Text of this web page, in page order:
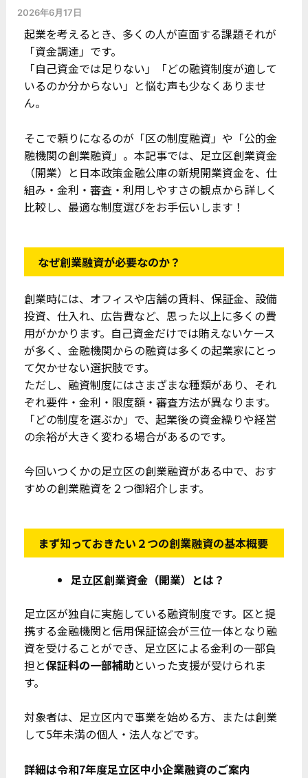
2026年6月17日
起業を考えるとき、多くの人が直面する課題――それが
「資金調達」です。
「自己資金では足りない」「どの融資制度が適して
いるのか分からない」と悩む声も少なくありませ
ん。
そこで頼りになるのが「区の制度融資」や「公的金
融機関の創業融資」。本記事では、足立区創業資金
（開業）と日本政策金融公庫の新規開業資金を、仕
組み・金利・審査・利用しやすさの観点から詳しく
比較し、最適な制度選びをお手伝いします！
なぜ創業融資が必要なのか？
創業時には、オフィスや店舗の賃料、保証金、設備
投資、仕入れ、広告費など、思った以上に多くの費
用がかかります。自己資金だけでは賄えないケース
が多く、金融機関からの融資は多くの起業家にとっ
て欠かせない選択肢です。
ただし、融資制度にはさまざまな種類があり、それ
ぞれ要件・金利・限度額・審査方法が異なります。
「どの制度を選ぶか」で、起業後の資金繰りや経営
の余裕が大きく変わる場合があるのです。
今回いつくかの足立区の創業融資がある中で、おす
すめの創業融資を２つ御紹介します。
まず知っておきたい２つの創業融資の基本概要
足立区創業資金（開業）とは？
足立区が独自に実施している融資制度です。区と提
携する金融機関と信用保証協会が三位一体となり融
資を受けることができ、足立区による金利の一部負
担と保証料の一部補助といった支援が受けられま
す。
対象者は、足立区内で事業を始める方、または創業
して5年未満の個人・法人などです。
詳細は令和7年度足立区中小企業融資のご案内